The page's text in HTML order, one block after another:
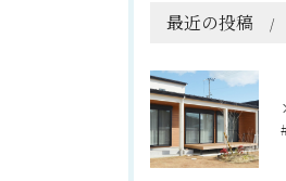
最近の投稿